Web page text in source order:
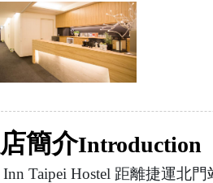
簡介Introduction
Inn Taipei Hostel 距離捷運北